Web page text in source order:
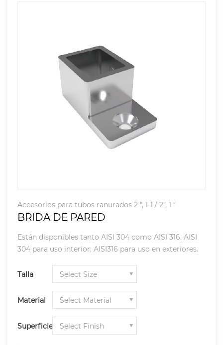
Accesorios para tubos ranurados 2 ", 1-1 / 2", 1 "
BRIDA DE PARED
Están disponibles tanto AISI 304 como AISI 316. AISI
304 para uso interior; AISI316 para uso en exteriores.
Talla
Material
Superficie